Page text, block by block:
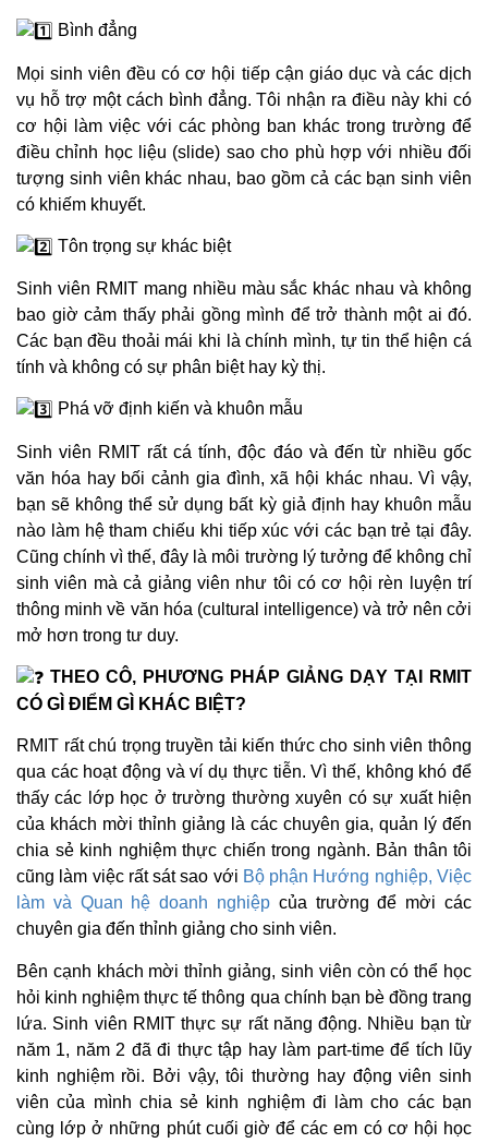
Bình đẳng
Mọi sinh viên đều có cơ hội tiếp cận giáo dục và các dịch
vụ hỗ trợ một cách bình đẳng. Tôi nhận ra điều này khi có
cơ hội làm việc với các phòng ban khác trong trường để
điều chỉnh học liệu (slide) sao cho phù hợp với nhiều đối
tượng sinh viên khác nhau, bao gồm cả các bạn sinh viên
có khiếm khuyết.
Tôn trọng sự khác biệt
Sinh viên RMIT mang nhiều màu sắc khác nhau và không
bao giờ cảm thấy phải gồng mình để trở thành một ai đó.
Các bạn đều thoải mái khi là chính mình, tự tin thể hiện cá
tính và không có sự phân biệt hay kỳ thị.
Phá vỡ định kiến và khuôn mẫu
Sinh viên RMIT rất cá tính, độc đáo và đến từ nhiều gốc
văn hóa hay bối cảnh gia đình, xã hội khác nhau. Vì vậy,
bạn sẽ không thể sử dụng bất kỳ giả định hay khuôn mẫu
nào làm hệ tham chiếu khi tiếp xúc với các bạn trẻ tại đây.
Cũng chính vì thế, đây là môi trường lý tưởng để không chỉ
sinh viên mà cả giảng viên như tôi có cơ hội rèn luyện trí
thông minh về văn hóa (cultural intelligence) và trở nên cởi
mở hơn trong tư duy.
THEO CÔ, PHƯƠNG PHÁP GIẢNG DẠY TẠI RMIT
CÓ GÌ ĐIỂM GÌ KHÁC BIỆT?
RMIT rất chú trọng truyền tải kiến thức cho sinh viên thông
qua các hoạt động và ví dụ thực tiễn. Vì thế, không khó để
thấy các lớp học ở trường thường xuyên có sự xuất hiện
của khách mời thỉnh giảng là các chuyên gia, quản lý đến
chia sẻ kinh nghiệm thực chiến trong ngành. Bản thân tôi
cũng làm việc rất sát sao với Bộ phận Hướng nghiệp, Việc
làm và Quan hệ doanh nghiệp của trường để mời các
chuyên gia đến thỉnh giảng cho sinh viên.
Bên cạnh khách mời thỉnh giảng, sinh viên còn có thể học
hỏi kinh nghiệm thực tế thông qua chính bạn bè đồng trang
lứa. Sinh viên RMIT thực sự rất năng động. Nhiều bạn từ
năm 1, năm 2 đã đi thực tập hay làm part-time để tích lũy
kinh nghiệm rồi. Bởi vậy, tôi thường hay động viên sinh
viên của mình chia sẻ kinh nghiệm đi làm cho các bạn
cùng lớp ở những phút cuối giờ để các em có cơ hội học